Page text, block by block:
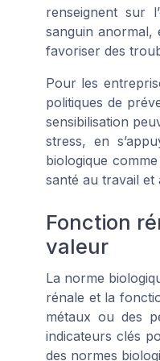
renseignent sur
sanguin anormal,
favoriser des
Pour les
politiques de
sensibilisation
stress, en
biologique
santé au travail et
Fonction
valeur
La norme
rénale et la
métaux ou des
indicateurs clés
des normes